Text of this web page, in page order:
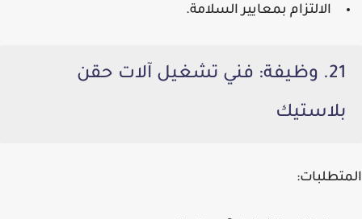
الالتزام بمعايير السلامة.
21. وظيفة: فني تشغيل آلات حقن
بلاستيك
المتطلبات: